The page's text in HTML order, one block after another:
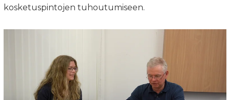
kosketuspintojen tuhoutumiseen.